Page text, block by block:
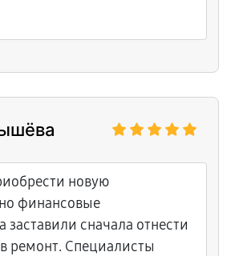
новую
финансовые
заставили сначала отнести
ремонт. Специалисты